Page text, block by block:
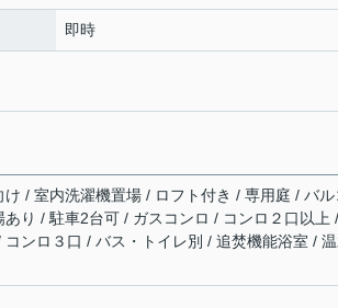
即時
/ 室内洗濯機置場 / ロフト付き / 専用庭 / バル
り / 駐車2台可 / ガスコンロ / コンロ２口以上
ンロ３口 / バス・トイレ別 / 追焚機能浴室 /